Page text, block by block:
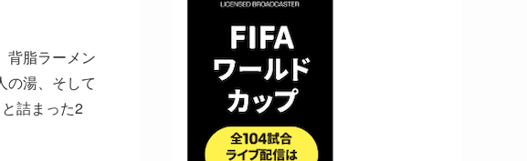
背脂ラーメン
の湯、そして
詰まった2